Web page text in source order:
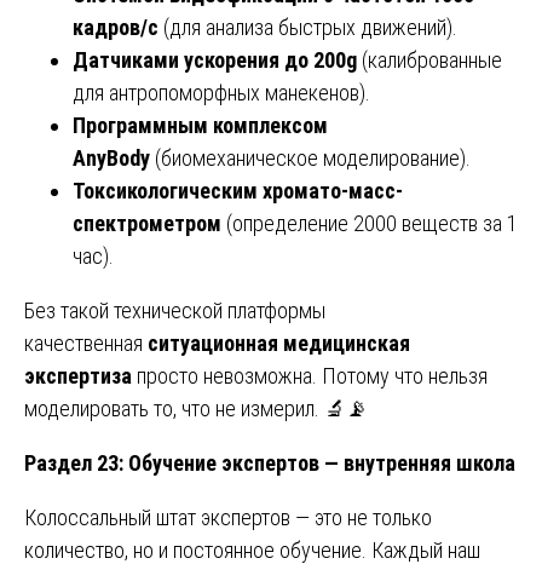
кадров/с (для анализа быстрых движений).
Датчиками ускорения до 200g (калиброванные
для антропоморфных манекенов).
Программным комплексом
AnyBody (биомеханическое моделирование).
Токсикологическим хромато-масс-
спектрометром (определение 2000 веществ за 1
час).
Без такой технической платформы
качественная ситуационная медицинская
экспертиза просто невозможна. Потому что нельзя
моделировать то, что не измерил. 🔬📡
Раздел 23: Обучение экспертов — внутренняя школа
Колоссальный штат экспертов — это не только
количество, но и постоянное обучение. Каждый наш